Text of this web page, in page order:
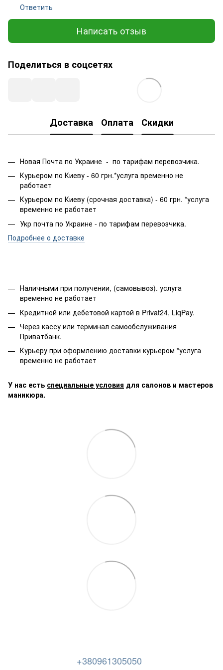
Ответить
Написать отзыв
Поделиться в соцсетях
Доставка Оплата Скидки
Новая Почта по Украине - по тарифам перевозчика.
Курьером по Киеву - 60 грн.*услуга временно не
работает
Курьером по Киеву (срочная доставка) - 60 грн. *услуга
временно не работает
Укр почта по Украине - по тарифам перевозчика.
Подробнее о доставке
Наличными при получении, (самовывоз). услуга
временно не работает
Кредитной или дебетовой картой в Privat24, LiqPay.
Через кассу или терминал самообслуживания
Приватбанк.
Курьеру при оформлению доставки курьером *услуга
временно не работает
У нас есть специальные условия для салонов и мастеров
маникюра.
+380961305050